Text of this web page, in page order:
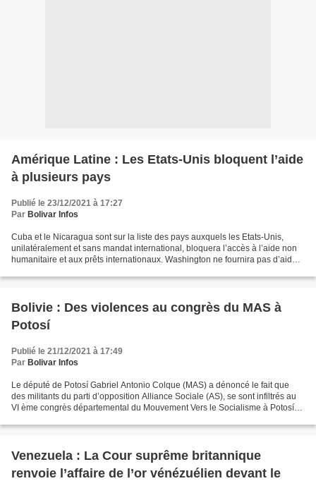
Amérique Latine : Les Etats-Unis bloquent l’aide
à plusieurs pays
Publié le 23/12/2021 à 17:27
Par Bolivar Infos
Cuba et le Nicaragua sont sur la liste des pays auxquels les Etats-Unis,
unilatéralement et sans mandat international, bloquera l’accès à l’aide non
humanitaire et aux prêts internationaux. Washington ne fournira pas d’aide
Bolivie : Des violences au congrès du MAS à
Potosí
Publié le 21/12/2021 à 17:49
Par Bolivar Infos
Le député de Potosí Gabriel Antonio Colque (MAS) a dénoncé le fait que
des militants du parti d’opposition Alliance Sociale (AS), se sont infiltrés au
VI ème congrès départemental du Mouvement Vers le Socialisme à Potosí
Venezuela : La Cour suprême britannique
renvoie l’affaire de l’or vénézuélien devant le